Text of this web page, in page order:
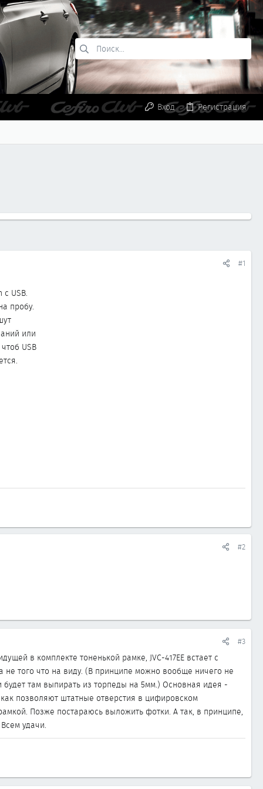
Вход Регистрация
#1
USB.
пробу.
или
USB
#2
#3
в комплекте тоненькой рамке, JVC-417EE встает с
не того что на виду. (В принципе можно вообще ничего не
там выпирать из торпеды на 5мм.) Основная идея -
позволяют штатные отверстия в цифировском
Позже постараюсь выложить фотки. А так, в принципе,
удачи.